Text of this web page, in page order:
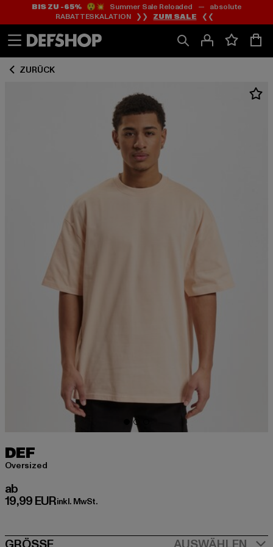
Zum
Inhalt
springen
Zum
Fußzeile
springen
BIS ZU -65%😲💥 Summer Sale Reloaded — absolute
RABATTESKALATION ❯❯ ZUM SALE ❮❮
ZURÜCK
DEF
Oversized
ab
19,99 EUR
Derzeitiger Preis: ab 19,99 EUR
inkl. MwSt.